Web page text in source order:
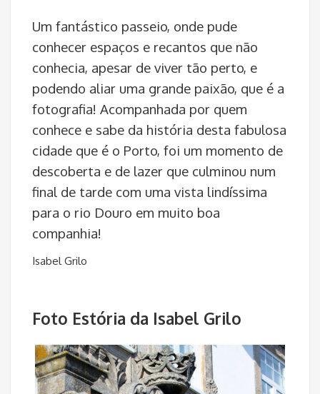
Um fantástico passeio, onde pude
conhecer espaços e recantos que não
conhecia, apesar de viver tão perto, e
podendo aliar uma grande paixão, que é a
fotografia! Acompanhada por quem
conhece e sabe da história desta fabulosa
cidade que é o Porto, foi um momento de
descoberta e de lazer que culminou num
final de tarde com uma vista lindíssima
Foto Estória da Isabel Grilo